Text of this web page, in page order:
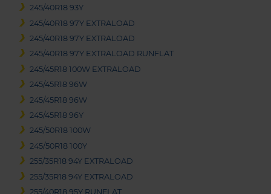
245/40R18 93Y
245/40R18 97Y EXTRALOAD
245/40R18 97Y EXTRALOAD
245/40R18 97Y EXTRALOAD RUNFLAT
245/45R18 100W EXTRALOAD
245/45R18 96W
245/45R18 96W
245/45R18 96Y
245/50R18 100W
245/50R18 100Y
255/35R18 94Y EXTRALOAD
255/35R18 94Y EXTRALOAD
255/40R18 95Y RUNFLAT